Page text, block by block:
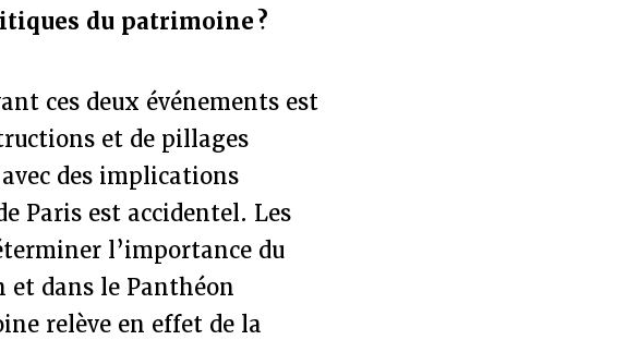
du patrimoine ?
ces deux événements est
et de pillages
des implications
Paris est accidentel. Les
l’importance du
dans le Panthéon
relève en effet de la